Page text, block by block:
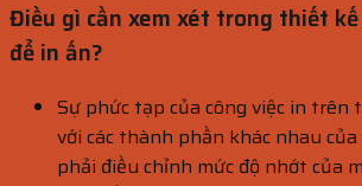
Điều gì cần xem xét trong thiết kế
để in ấn?
Sự phức tạp của công việc in trên
với các thành phần khác nhau
phải điều chỉnh mức độ nhớt của